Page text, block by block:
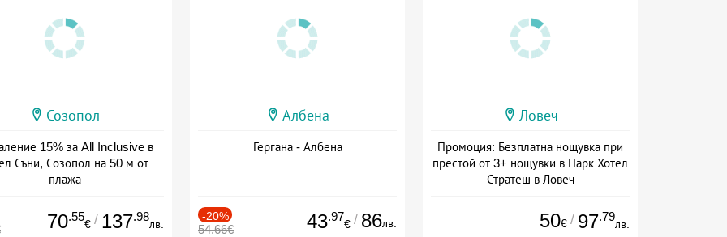
Созопол
15% за All Inclusive в
Съни, Созопол на 50 м от
плажа
70.55
€ / 137.98
лв.
Албена
Гергана - Албена
-20%
54.66€ 43.97
€ / 86лв.
Ловеч
Промоция: Безплатна нощувка при
престой от 3+ нощувки в Парк Хотел
Стратеш в Ловеч
50€ / 97.79
лв.